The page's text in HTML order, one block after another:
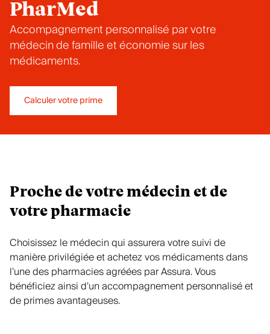
PharMed
Accompagnement personnalisé par votre
médecin de famille et économie sur les
médicaments.
Calculer votre prime
Proche de votre médecin et de
votre pharmacie
Choisissez le médecin qui assurera votre suivi de
manière privilégiée et achetez vos médicaments dans
l’une des pharmacies agréées par Assura. Vous
bénéficiez ainsi d’un accompagnement personnalisé et
de primes avantageuses.